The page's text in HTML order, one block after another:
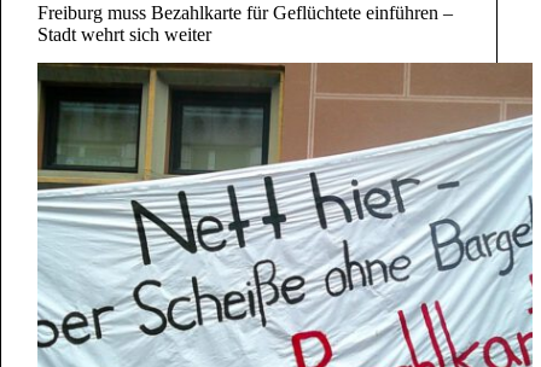
Freiburg muss Bezahlkarte für Geflüchtete einführen –
Stadt wehrt sich weiter